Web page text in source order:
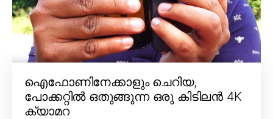
ഐഫോണിനേക്കാളും ചെറിയ,
പോക്കറ്റിൽ ഒതുങ്ങുന്ന ഒരു കിടിലൻ 4K
ക്യാമറ